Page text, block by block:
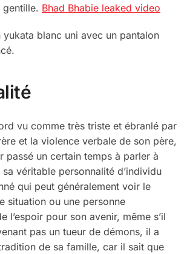
gentille. Bhad Bhabie leaked video
yukata blanc uni avec un pantalon
vu comme très triste et ébranlé par
et la violence verbale de son père,
passé un certain temps à parler à
véritable personnalité d’individu
qui peut généralement voir le
situation ou une personne
l’espoir pour son avenir, même s’il
pas un tueur de démons, il a
de sa famille, car il sait que